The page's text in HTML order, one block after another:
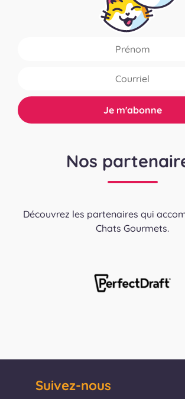
Nos
Découvrez les partenaires qui
Chats Gourmets.
Suivez-nous